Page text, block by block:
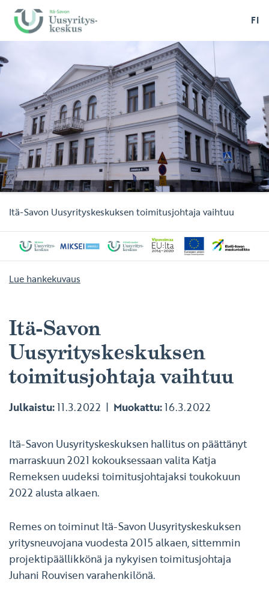
FI
Itä-Savon Uusyrityskeskuksen toimitusjohtaja vaihtuu
Lue hankekuvaus
Itä-Savon
Uusyrityskeskuksen
toimitusjohtaja vaihtuu
Julkaistu:11.3.2022 Muokattu:16.3.2022
Itä-Savon Uusyrityskeskuksen hallitus on päättänyt
marraskuun 2021 kokouksessaan valita Katja
Remeksen uudeksi toimitusjohtajaksi toukokuun
2022 alusta alkaen.
Remes on toiminut Itä-Savon Uusyrityskeskuksen
yritysneuvojana vuodesta 2015 alkaen, sittemmin
projektipäällikkönä ja nykyisen toimitusjohtaja
Juhani Rouvisen varahenkilönä.